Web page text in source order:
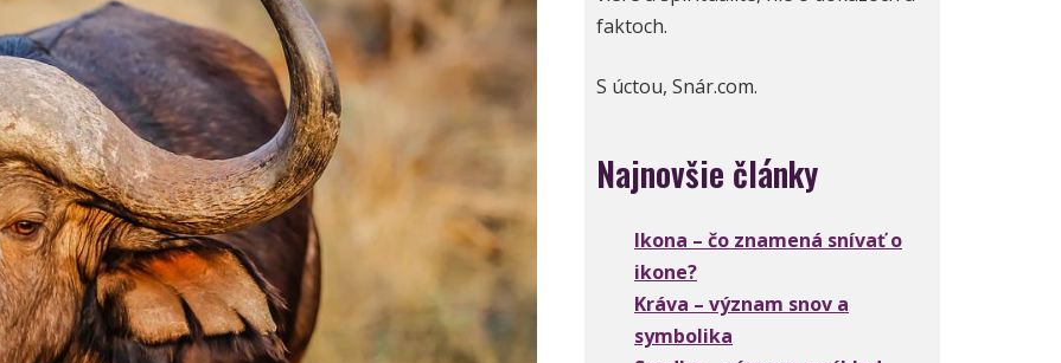
faktoch.
S úctou, Snár.com.
Najnovšie články
Ikona – čo znamená snívať o
ikone?
Kráva – význam snov a
symbolika